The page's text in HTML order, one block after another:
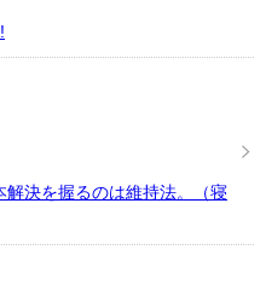
解決を握るのは維持法。（寝